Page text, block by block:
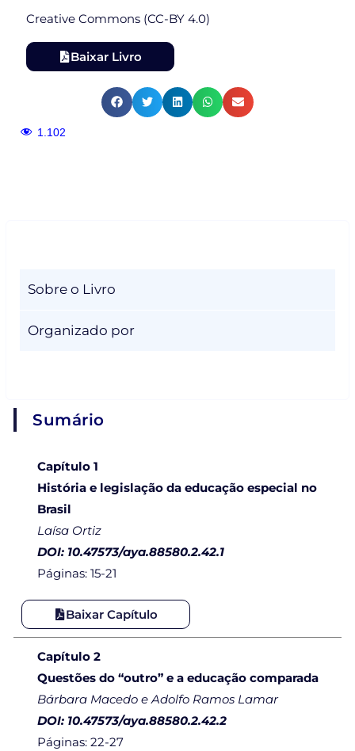
Creative Commons (CC-BY 4.0)
Baixar Livro
1.102
Sobre o Livro
Organizado por
Sumário
Capítulo 1
História e legislação da educação especial no
Brasil
Laísa Ortiz
DOI: 10.47573/aya.88580.2.42.1
Páginas: 15-21
Baixar Capítulo
Capítulo 2
Questões do “outro” e a educação comparada
Bárbara Macedo e Adolfo Ramos Lamar
DOI: 10.47573/aya.88580.2.42.2
Páginas: 22-27